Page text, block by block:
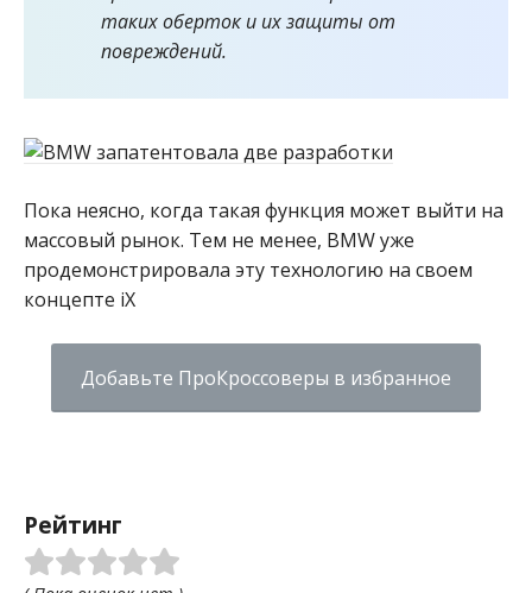
таких оберток и их защиты от
повреждений.
Пока неясно, когда такая функция может выйти на
массовый рынок. Тем не менее, BMW уже
продемонстрировала эту технологию на своем
концепте iX
Добавьте ПроКроссоверы в избранное
Рейтинг